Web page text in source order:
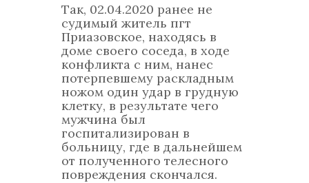
Так, 02.04.2020 ранее не
судимый житель пгт
Приазовское, находясь в
доме своего соседа, в ходе
конфликта с ним, нанес
потерпевшему раскладным
ножом один удар в грудную
клетку, в результате чего
мужчина был
госпитализирован в
больницу, где в дальнейшем
от полученного телесного
повреждения скончался.